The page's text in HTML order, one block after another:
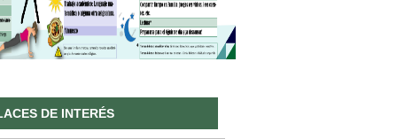
DE INTERÉS